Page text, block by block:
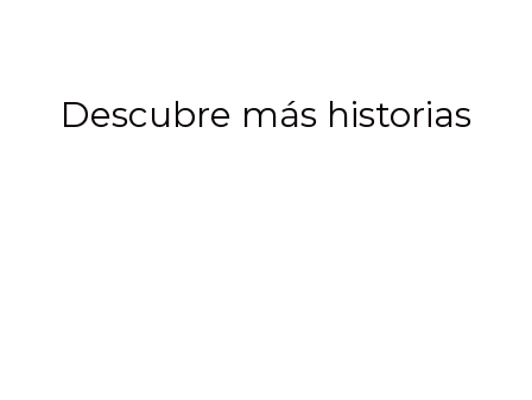
Descubre más historias